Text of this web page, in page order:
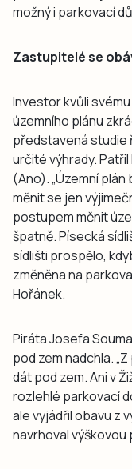
možný i parkovací
Zastupitelé se
Investor kvůli
územního plánu
představená studie
určité výhrady. Patřil
(Ano). „Územní
měnit se jen
postupem měnit
špatně. Písecká
sídlišti prospělo,
změněna na
Hořánek.
Piráta Josefa
pod zem nadchla.
dát pod zem. Ani v
rozlehlé parkovací
ale vyjádřil obavu z
navrhoval výškovou